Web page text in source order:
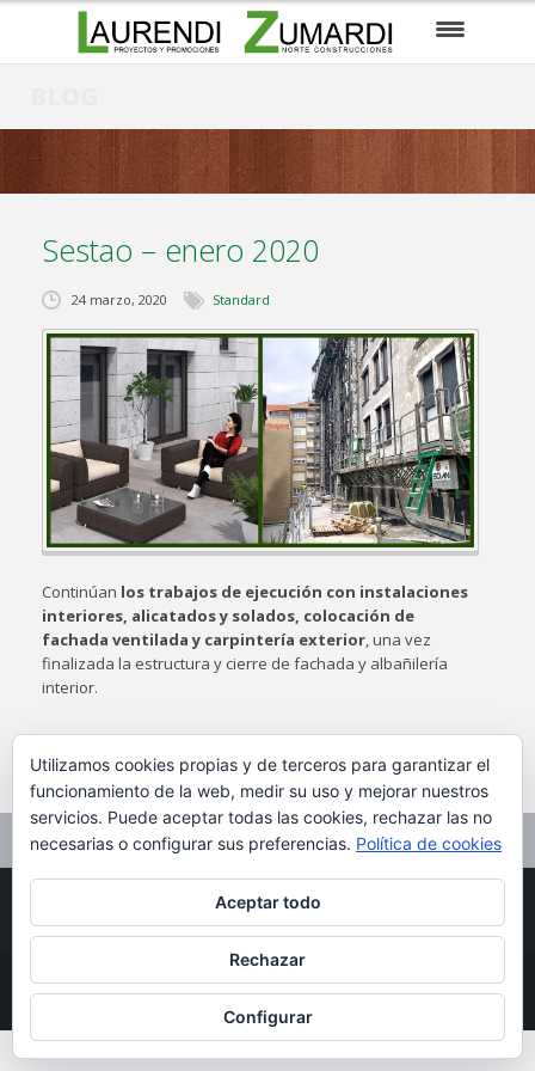
EN CONSTRUCCIÓN
PARA ENTRAR A VIVIR
PRÓXIMOS PROYECTOS
SUELOS / PARCELAS
CONTACTO
EUSKARA
Sestao – enero 2020
24 marzo, 2020 Standard
Continúan los trabajos de ejecución con instalaciones
interiores, alicatados y solados, colocación de
fachada ventilada y carpintería exterior, una vez
finalizada la estructura y cierre de fachada y albañilería
interior.
PREVIOUS POST NEXT POST
Copyright © Laurendi-Zumardi |Aviso legal|Política de Cookies
Utilizamos cookies propias y de terceros para garantizar el
funcionamiento de la web, medir su uso y mejorar nuestros
servicios. Puede aceptar todas las cookies, rechazar las no
necesarias o configurar sus preferencias. Política de cookies
Aceptar todo
Rechazar
Configurar